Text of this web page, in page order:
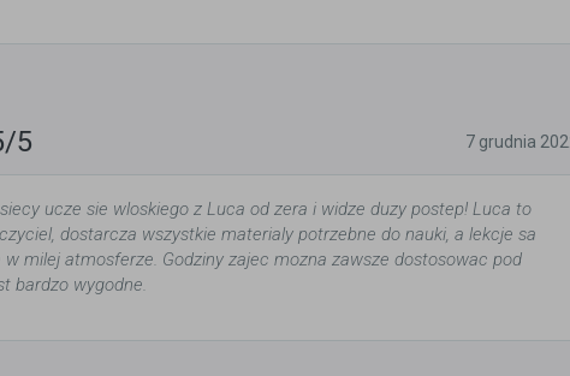
5 7 grudnia
ucze sie wloskiego z Luca od zera i widze duzy postep! Luca to
dostarcza wszystkie materialy potrzebne do nauki, a lekcje sa
w milej atmosferze. Godziny zajec mozna zawsze dostosowac pod
bardzo wygodne.